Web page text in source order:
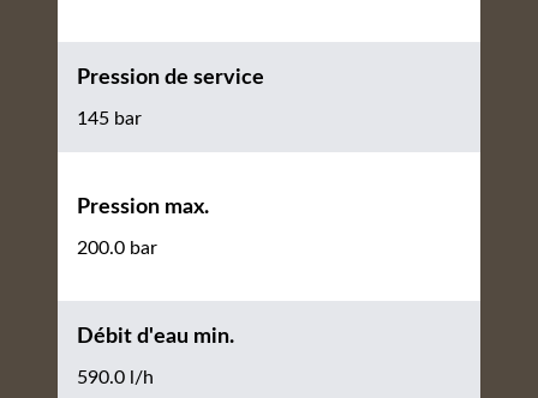
Pression de service
145 bar
Pression max.
200.0 bar
Débit d'eau min.
590.0 l/h